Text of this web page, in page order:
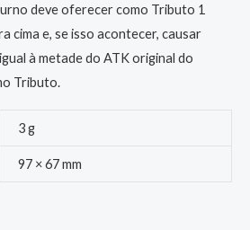
deve oferecer como Tributo 1
cima e, se isso acontecer, causar
à metade do ATK original do
Tributo.
3 g
97 × 67 mm